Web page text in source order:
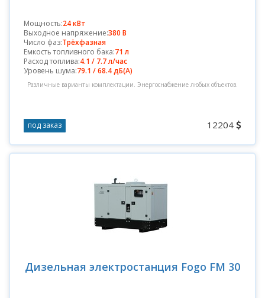
Мощность:24 кВт
Выходное напряжение:380 В
Число фаз:Трёхфазная
Емкость топливного бака:71 л
Расход топлива:4.1 / 7.7 л/час
Уровень шума:79.1 / 68.4 дБ(А)
Различные варианты комплектации. Энергоснабжение любых объектов.
12204
под заказ
Дизельная электростанция Fogo FM 30